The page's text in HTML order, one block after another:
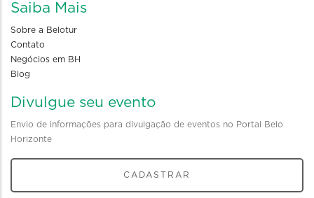
Saiba Mais
Sobre a Belotur
Contato
Negócios em BH
Blog
Divulgue seu evento
Envio de informações para divulgação de eventos no Portal Belo
Horizonte
CADASTRAR